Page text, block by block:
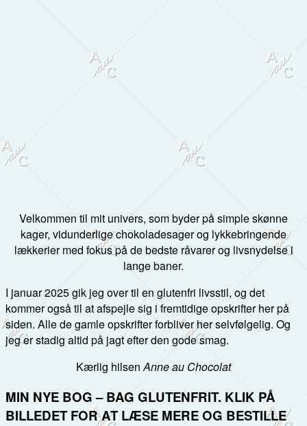
Velkommen til mit univers, som byder på simple skønne
kager, vidunderlige chokoladesager og lykkebringende
lækkerier med fokus på de bedste råvarer og livsnydelse i
lange baner.
I januar 2025 gik jeg over til en glutenfri livsstil, og det
kommer også til at afspejle sig i fremtidige opskrifter her på
siden. Alle de gamle opskrifter forbliver her selvfølgelig. Og
jeg er stadig altid på jagt efter den gode smag.
Kærlig hilsenAnne au Chocolat
MIN NYE BOG – BAG GLUTENFRIT. KLIK PÅ
BILLEDET FOR AT LÆSE MERE OG BESTILLE